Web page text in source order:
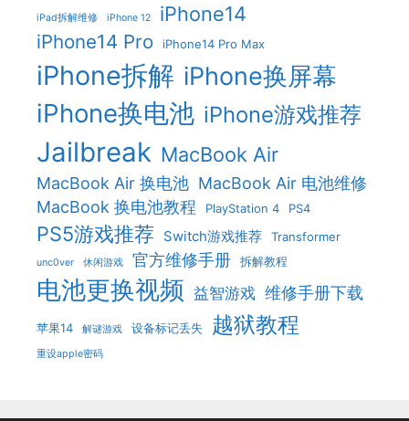
iPad拆解维修 iPhone 12 iPhone14
iPhone14 Pro iPhone14 Pro Max
iPhone拆解 iPhone换屏幕
iPhone换电池 iPhone游戏推荐
Jailbreak MacBook Air
MacBook Air 换电池 MacBook Air 电池维修
MacBook 换电池教程
PlayStation 4 PS4
PS5游戏推荐 Switch游戏推荐 Transformer
unc0ver 休闲游戏 官方维修手册 拆解教程
电池更换视频 益智游戏 维修手册下载
苹果14 解谜游戏 设备标记丢失 越狱教程
重设apple密码